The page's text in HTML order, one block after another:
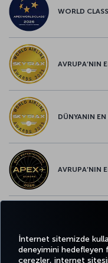
İnternet sitemizde
deneyimini hedefleyen
çerezler, internet
WORLD CLASS
AVRUPA’NIN
DÜNYANIN
AVRUPA’NIN